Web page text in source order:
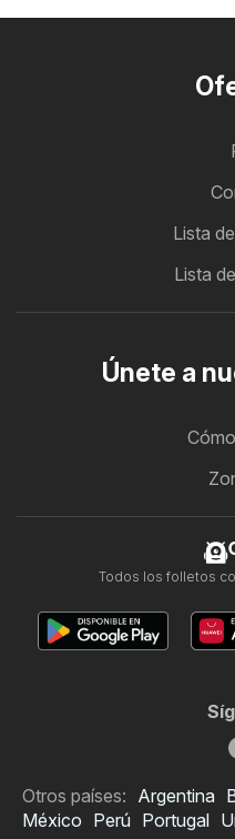
Lista
Lista
Únete a
Todos los folletos
Otros países: Argentina
México Perú Portugal